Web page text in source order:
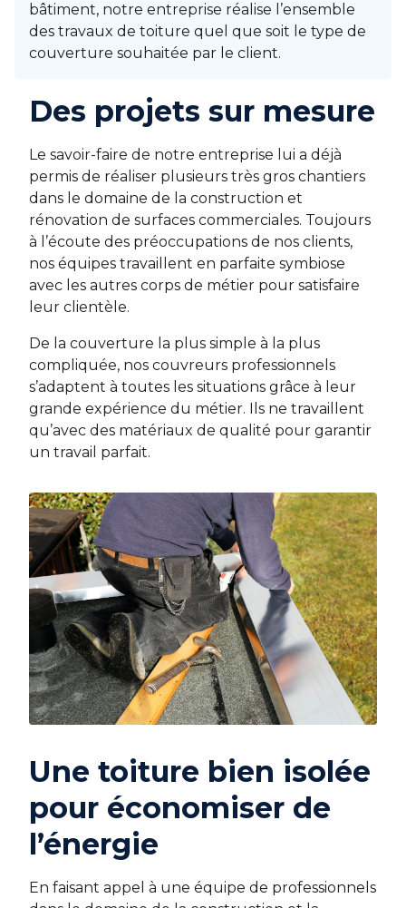
bâtiment, notre entreprise réalise l’ensemble
des travaux de toiture quel que soit le type de
couverture souhaitée par le client.
Des projets sur mesure
Le savoir-faire de notre entreprise lui a déjà
permis de réaliser plusieurs très gros chantiers
dans le domaine de la construction et
rénovation de surfaces commerciales. Toujours
à l’écoute des préoccupations de nos clients,
nos équipes travaillent en parfaite symbiose
avec les autres corps de métier pour satisfaire
leur clientèle.
De la couverture la plus simple à la plus
compliquée, nos couvreurs professionnels
s’adaptent à toutes les situations grâce à leur
grande expérience du métier. Ils ne travaillent
qu’avec des matériaux de qualité pour garantir
un travail parfait.
Une toiture bien isolée
pour économiser de
l’énergie
En faisant appel à une équipe de professionnels